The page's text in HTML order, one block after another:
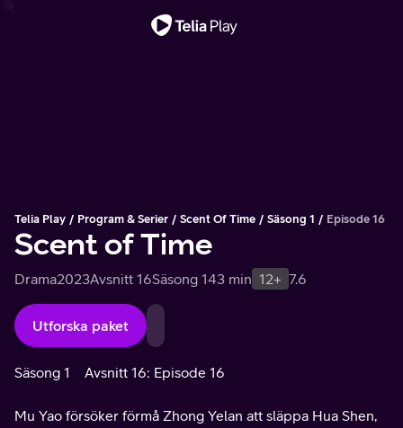
Telia Play Program & Serier Scent Of Time Säsong 1 Episode 16
Scent of Time
Drama2023Avsnitt 16Säsong 143 min 12+ 7.6
Utforska paket
Säsong 1 Avsnitt 16: Episode 16
Mu Yao försöker förmå Zhong Yelan att släppa Hua Shen,